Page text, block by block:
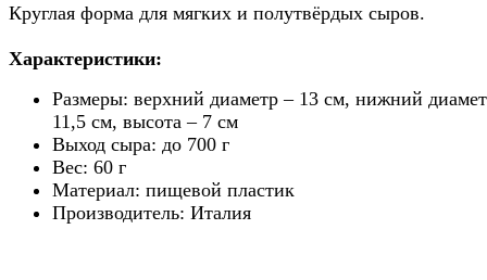
Круглая форма для мягких и полутвёрдых сыров.
Характеристики:
Размеры: верхний диаметр – 13 см, нижний
11,5 см, высота – 7 см
Выход сыра: до 700 г
Вес: 60 г
Материал: пищевой пластик
Производитель: Италия